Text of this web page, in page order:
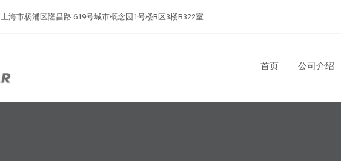
上海市杨浦区隆昌路 619号城市概念园1号楼B区3楼B322室
首页 公司介绍